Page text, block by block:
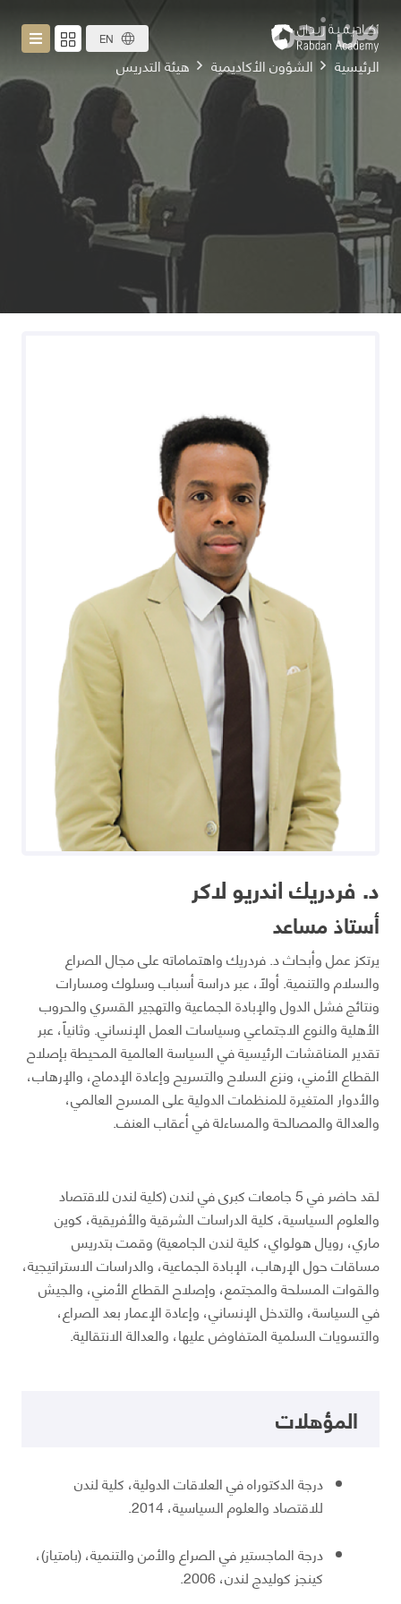
EN من نحن
الرئيسية الشؤون الأكاديمية هيئة التدريس
د. فردريك اندريو لاكر
أستاذ مساعد
يرتكز عمل وأبحاث د. فردريك واهتماماته على مجال الصراع
والسلام والتنمية. أولاً، عبر دراسة أسباب وسلوك ومسارات
ونتائج فشل الدول والإبادة الجماعية والتهجير القسري والحروب
الأهلية والنوع الاجتماعي وسياسات العمل الإنساني. وثانياً، عبر
تقدير المناقشات الرئيسية في السياسة العالمية المحيطة بإصلاح
القطاع الأمني، ونزع السلاح والتسريح وإعادة الإدماج، والإرهاب،
والأدوار المتغيرة للمنظمات الدولية على المسرح العالمي،
والعدالة والمصالحة والمساءلة في أعقاب العنف.
لقد حاضر في 5 جامعات كبرى في لندن (كلية لندن للاقتصاد
والعلوم السياسية، كلية الدراسات الشرقية والأفريقية، كوين
ماري، رويال هولواي، كلية لندن الجامعية) وقمت بتدريس
مساقات حول الإرهاب، الإبادة الجماعية، والدراسات الاستراتيجية،
والقوات المسلحة والمجتمع، وإصلاح القطاع الأمني، والجيش
في السياسة، والتدخل الإنساني، وإعادة الإعمار بعد الصراع،
والتسويات السلمية المتفاوض عليها، والعدالة الانتقالية.
المؤهلات
درجة الدكتوراه في العلاقات الدولية، كلية لندن
للاقتصاد والعلوم السياسية، 2014.
درجة الماجستير في الصراع والأمن والتنمية، (بامتياز)،
كينجز كوليدج لندن، 2006.